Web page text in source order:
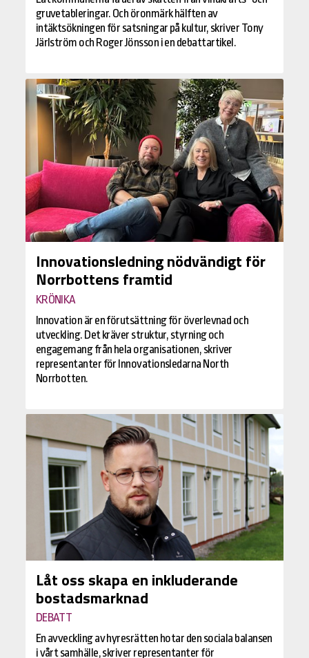
gruvetableringar. Och öronmärk hälften av
intäktsökningen för satsningar på kultur, skriver Tony
Järlström och Roger Jönsson i en debattartikel.
Innovationsledning nödvändigt för
Norrbottens framtid
KRÖNIKA
Innovation är en förutsättning för överlevnad och
utveckling. Det kräver struktur, styrning och
engagemang från hela organisationen, skriver
representanter för Innovationsledarna North
Norrbotten.
Låt oss skapa en inkluderande
bostadsmarknad
DEBATT
En avveckling av hyresrätten hotar den sociala balansen
i vårt samhälle, skriver representanter för